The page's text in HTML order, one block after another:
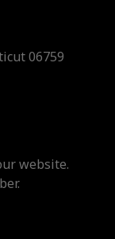
06759
website.